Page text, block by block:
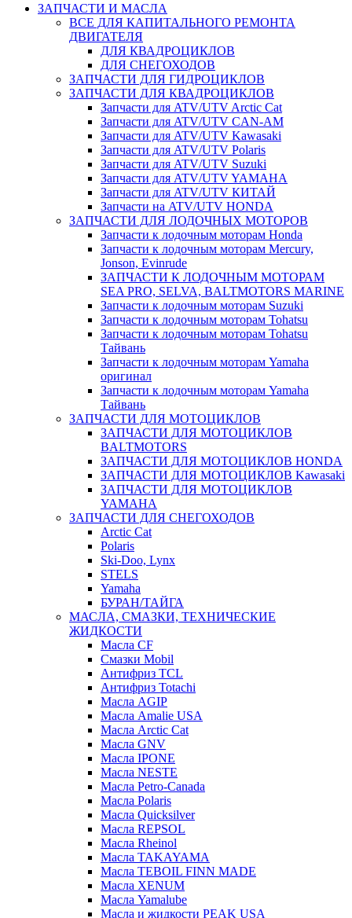
ЗАПЧАСТИ И МАСЛА
ВСЕ ДЛЯ КАПИТАЛЬНОГО РЕМОНТА
ДВИГАТЕЛЯ
ДЛЯ КВАДРОЦИКЛОВ
ДЛЯ СНЕГОХОДОВ
ЗАПЧАСТИ ДЛЯ ГИДРОЦИКЛОВ
ЗАПЧАСТИ ДЛЯ КВАДРОЦИКЛОВ
Запчасти для ATV/UTV Arctic Cat
Запчасти для ATV/UTV CAN-AM
Запчасти для ATV/UTV Kawasaki
Запчасти для ATV/UTV Polaris
Запчасти для ATV/UTV Suzuki
Запчасти для ATV/UTV YAMAHA
Запчасти для ATV/UTV КИТАЙ
Запчасти на ATV/UTV HONDA
ЗАПЧАСТИ ДЛЯ ЛОДОЧНЫХ МОТОРОВ
Запчасти к лодочным моторам Honda
Запчасти к лодочным моторам Mercury,
Jonson, Evinrude
ЗАПЧАСТИ К ЛОДОЧНЫМ МОТОРАМ
SEA PRO, SELVA, BALTMOTORS MARINE
Запчасти к лодочным моторам Suzuki
Запчасти к лодочным моторам Tohatsu
Запчасти к лодочным моторам Tohatsu
Тайвань
Запчасти к лодочным моторам Yamaha
оригинал
Запчасти к лодочным моторам Yamaha
Тайвань
ЗАПЧАСТИ ДЛЯ МОТОЦИКЛОВ
ЗАПЧАСТИ ДЛЯ МОТОЦИКЛОВ
BALTMOTORS
ЗАПЧАСТИ ДЛЯ МОТОЦИКЛОВ HONDA
ЗАПЧАСТИ ДЛЯ МОТОЦИКЛОВ Kawasaki
ЗАПЧАСТИ ДЛЯ МОТОЦИКЛОВ
YAMAHA
ЗАПЧАСТИ ДЛЯ СНЕГОХОДОВ
Arctic Cat
Polaris
Ski-Doo, Lynx
STELS
Yamaha
БУРАН/ТАЙГА
МАСЛА, СМАЗКИ, ТЕХНИЧЕСКИЕ
ЖИДКОСТИ
Масла CF
Смазки Mobil
Антифриз TCL
Антифриз Totachi
Масла AGIP
Масла Amalie USA
Масла Arctic Cat
Масла GNV
Масла IPONE
Масла NESTE
Масла Petro-Canada
Масла Polaris
Масла Quicksilver
Масла REPSOL
Масла Rheinol
Масла TAKAYAMA
Масла TEBOIL FINN MADE
Масла XENUM
Масла Yamalube
Масла и жидкости PEAK USA